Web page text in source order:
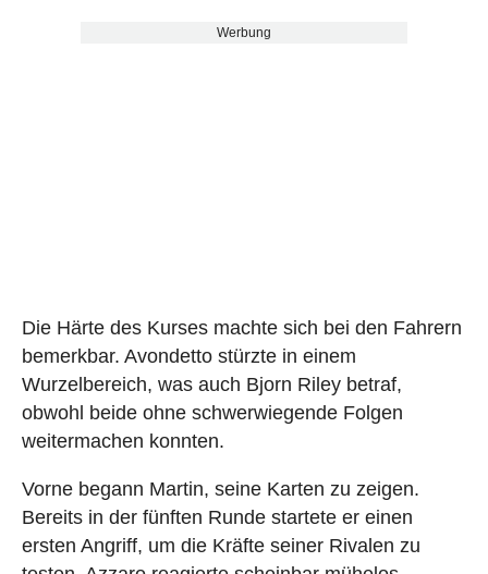
Werbung
Die Härte des Kurses machte sich bei den Fahrern
bemerkbar. Avondetto stürzte in einem
Wurzelbereich, was auch Bjorn Riley betraf,
obwohl beide ohne schwerwiegende Folgen
weitermachen konnten.
Vorne begann Martin, seine Karten zu zeigen.
Bereits in der fünften Runde startete er einen
ersten Angriff, um die Kräfte seiner Rivalen zu